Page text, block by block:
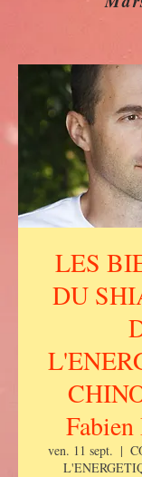
LES
DU
ven. 11 sept.
  |